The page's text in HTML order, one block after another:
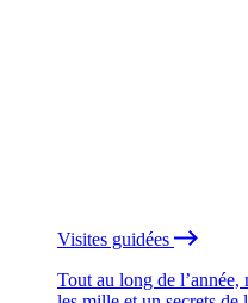
Visites guidées
Tout au long de